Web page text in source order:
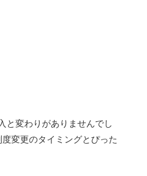
と変わりがありませんでし
変更のタイミングとぴった